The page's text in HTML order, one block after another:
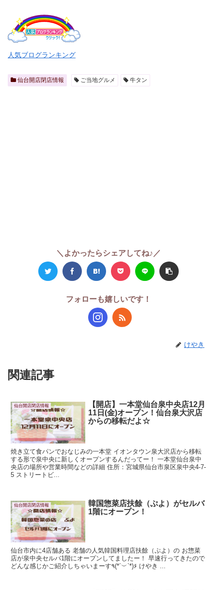
人気ブログランキング
仙台開店閉店情報 ご当地グルメ 牛タン
＼よかったらシェアしてね♪／
フォローも嬉しいです！
けやき
関連記事
仙台開店閉店情報
【開店】一本堂仙台泉中央店12月
11日(金)オープン！仙台泉大沢店
からの移転だよ☆
焼き立て食パンでおなじみの一本堂 イオンタウン泉大沢店から移転
する形で泉中央に新しくオープンするんだってー！ 一本堂仙台泉中
央店の場所や営業時間などの詳細 住所：宮城県仙台市泉区泉中央4-7-
5 ストリートビ...
仙台開店閉店情報
韓国惣菜店扶餘（ぷよ）がセルバ
1階にオープン！
仙台市内に4店舗ある 老舗の人気韓国料理店扶餘（ぷよ）の お惣菜
店が泉中央セルバ1階にオープンしてましたー！ 早速行ってきたので
どんな感じかご紹介しちゃいまーす٩(*´︶`*)۶ けやき ...